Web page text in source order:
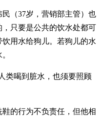
（37岁，营销部主管）也
只要是公共的饮水处都可
用水给狗儿。若狗儿的水
类喝到脏水，也须要照顾
的行为不负责任，但他相